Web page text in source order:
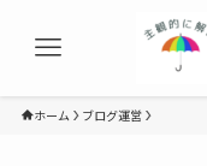
ホーム ブログ運営